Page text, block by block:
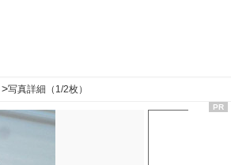
>写真詳細（1/2枚）
PR